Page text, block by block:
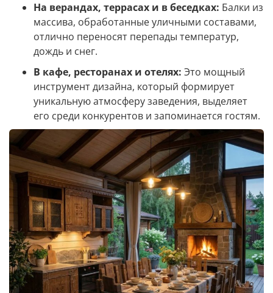
На верандах, террасах и в беседках: Балки из
массива, обработанные уличными составами,
отлично переносят перепады температур,
дождь и снег.
В кафе, ресторанах и отелях: Это мощный
инструмент дизайна, который формирует
уникальную атмосферу заведения, выделяет
его среди конкурентов и запоминается гостям.